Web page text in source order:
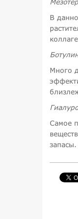
В
Много
Самое